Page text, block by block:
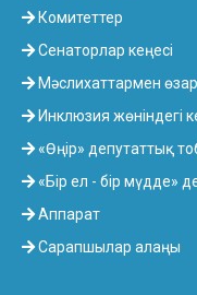
Комитеттер
Сенаторлар кеңесі
Мәслихаттармен
Инклюзия жөніндегі
«Өңір» депутаттық
«Бір ел - бір мүдде»
Аппарат
Сарапшылар алаңы